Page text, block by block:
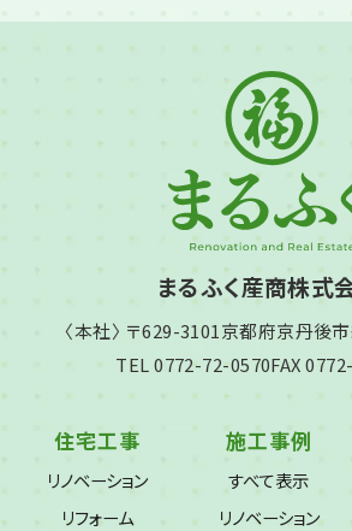
まるふく産商株式
〈本社〉 〒629-3101京都府京丹後
TEL 0772-72-0570FAX
住宅工事
リノベーション
リフォーム
施工事例
すべて表示
リノベーション